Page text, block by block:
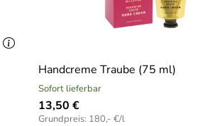
Handcreme Traube (75 ml)
Sofort lieferbar
13,50 €
Grundpreis: 180,- €/l